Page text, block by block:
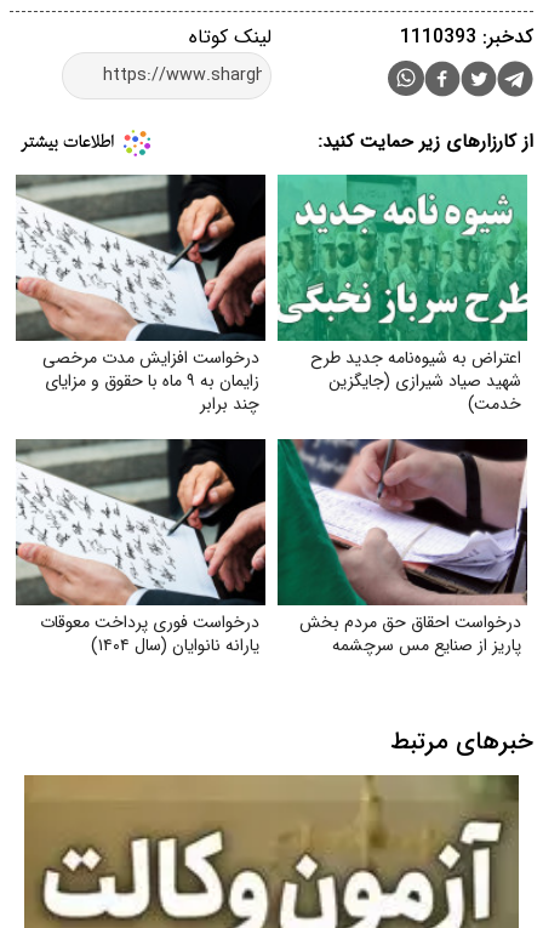
لینک کوتاه کدخبر: 1110393
از کارزارهای زیر حمایت کنید:
اعتراض به شیوه‌نامه جدید طرح
شهید صیاد شیرازی (جایگزین
خدمت)
درخواست افزایش مدت مرخصی
زایمان به ۹ ماه با حقوق و مزایای
چند برابر
درخواست احقاق حق مردم بخش
پاریز از صنایع مس سرچشمه
درخواست فوری پرداخت معوقات
یارانه نانوایان (سال ۱۴۰۴)
خبرهای مرتبط